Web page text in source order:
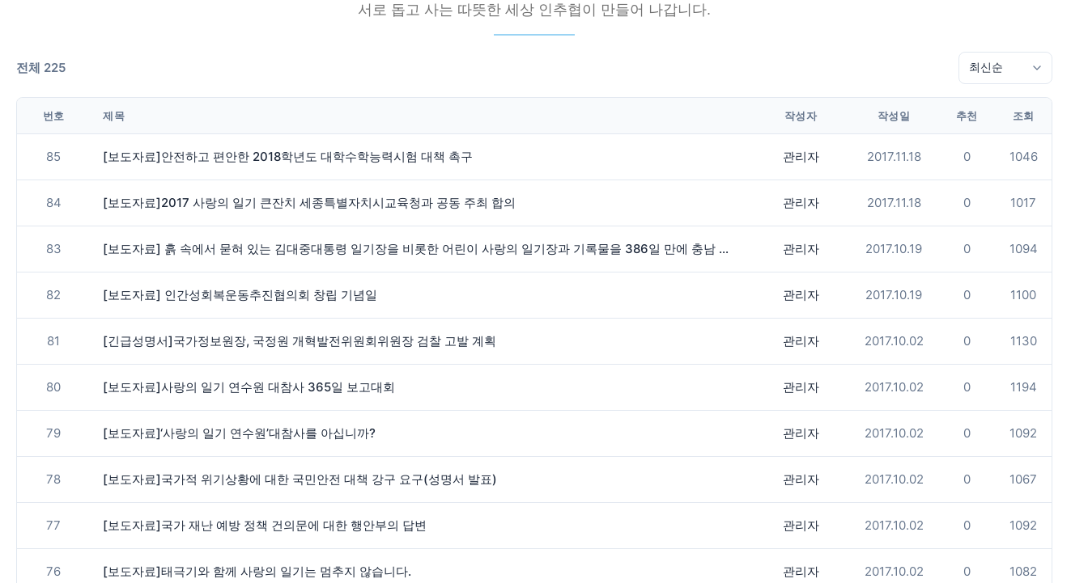
서로 돕고 사는 따뜻한 세상 인추협이 만들어 나갑니다.
전체 225
번호 제목 작성자 작성일 추천 조회
85 [보도자료]안전하고 편안한 2018학년도 대학수학능력시험 대책 촉구 관리자 2017.11.18 0 1046
84 [보도자료]2017 사랑의 일기 큰잔치 세종특별자치시교육청과 공동 주최 합의 관리자 2017.11.18 0 1017
83 [보도자료] 흙 속에서 묻혀 있는 김대중대통령 일기장을 비롯한 어린이 사랑의 일기장과 기록물을 386일 만에 충남 대전 시민단체에서 발굴하기로 관리자 2017.10.19 0 1094
82 [보도자료] 인간성회복운동추진협의회 창립 기념일 관리자 2017.10.19 0 1100
81 [긴급성명서]국가정보원장, 국정원 개혁발전위원회위원장 검찰 고발 계획 관리자 2017.10.02 0 1130
80 [보도자료]사랑의 일기 연수원 대참사 365일 보고대회 관리자 2017.10.02 0 1194
79 [보도자료]‘사랑의 일기 연수원’대참사를 아십니까? 관리자 2017.10.02 0 1092
78 [보도자료]국가적 위기상황에 대한 국민안전 대책 강구 요구(성명서 발표) 관리자 2017.10.02 0 1067
77 [보도자료]국가 재난 예방 정책 건의문에 대한 행안부의 답변 관리자 2017.10.02 0 1092
76 [보도자료]태극기와 함께 사랑의 일기는 멈추지 않습니다. 관리자 2017.10.02 0 1082